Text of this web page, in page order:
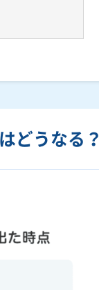
どうなる？